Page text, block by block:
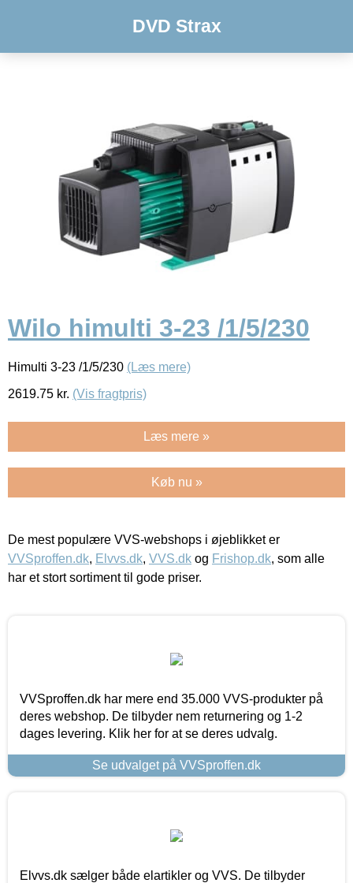
DVD Strax
Wilo himulti 3-23 /1/5/230
Himulti 3-23 /1/5/230 (Læs mere)
2619.75 kr. (Vis fragtpris)
Læs mere »
Køb nu »
De mest populære VVS-webshops i øjeblikket er
VVSproffen.dk, Elvvs.dk, VVS.dk og Frishop.dk, som alle
har et stort sortiment til gode priser.
VVSproffen.dk har mere end 35.000 VVS-produkter på
deres webshop. De tilbyder nem returnering og 1-2
dages levering. Klik her for at se deres udvalg.
Se udvalget på VVSproffen.dk
Elvvs.dk sælger både elartikler og VVS. De tilbyder